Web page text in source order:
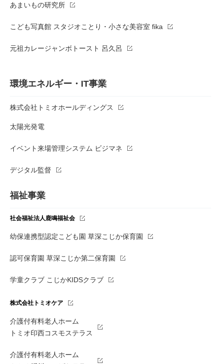
あまいもの研究所
こども写真館 スタジオことり・小さな美容室 fika
元祖カレージャンボトースト 呂久呂
環境エネルギー・IT事業
株式会社トミオホールディングス
太陽光発電
イベント来場管理システム ビジマネ
デジタル監督
福祉事業
社会福祉法人鹿鳴福祉会
幼保連携型認定こども園 草深こじか保育園
認可保育園 草深こじか第二保育園
学童クラブ こじかKIDSクラブ
株式会社トミオケア
介護付有料老人ホーム
トミオ印西コスモステラス
介護付有料老人ホーム